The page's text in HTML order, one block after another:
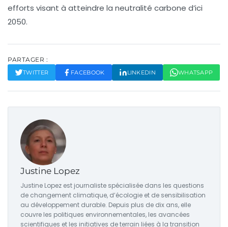
efforts visant à atteindre la neutralité carbone d’ici
2050.
PARTAGER :
TWITTER FACEBOOK LINKEDIN WHATSAPP
Justine Lopez
Justine Lopez est journaliste spécialisée dans les questions
de changement climatique, d’écologie et de sensibilisation
au développement durable. Depuis plus de dix ans, elle
couvre les politiques environnementales, les avancées
scientifiques et les initiatives de terrain liées à la transition